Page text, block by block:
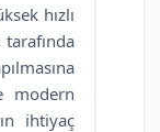
hızlı
modern
ihtiyaç